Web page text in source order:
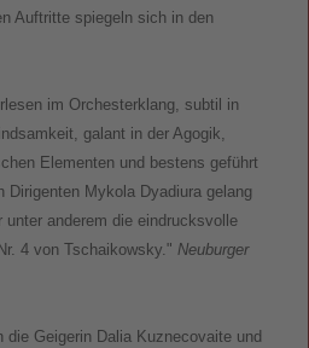
Auftritte spiegeln sich in den
im Orchesterklang, subtil in
galant in der Agogik,
Elementen und bestens geführt
Dirigenten Mykola Dyadiura gelang
anderem die eindrucksvolle
4 von Tschaikowsky." Neuburger
Geigerin Dalia Kuznecovaite und